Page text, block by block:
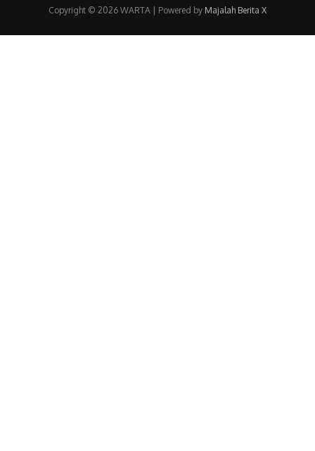
Copyright © 2026 WARTA | Powered by Majalah Berita X